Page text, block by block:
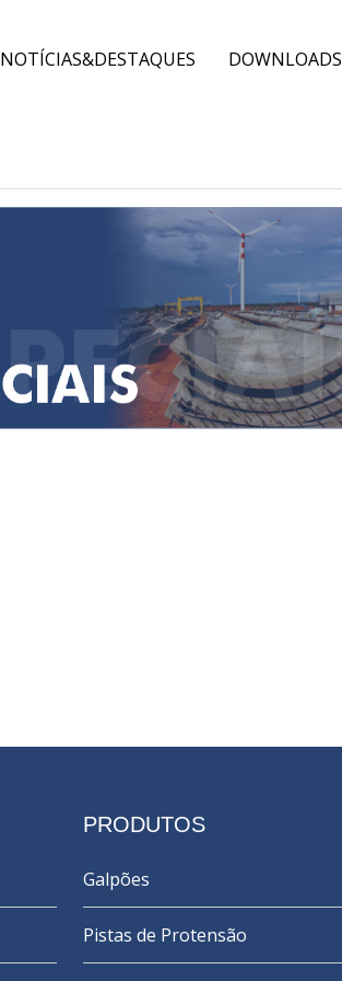
NOTÍCIAS&DESTAQUES DOWNLOADS
PRODUTOS
Galpões
Pistas de Protensão